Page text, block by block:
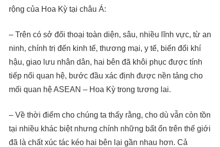
rộng của Hoa Kỳ tại châu Á:
– Trên có sở đối thoại toàn diện, sâu, nhiều lĩnh vực, từ an
ninh, chính trị đến kinh tế, thương mại, y tế, biến đổi khí
hậu, giao lưu nhân dân, hai bên đã khôi phục được tính
tiếp nối quan hệ, bước đầu xác định được nền tảng cho
mối quan hệ ASEAN – Hoa Kỳ trong tương lai.
– Về thời điểm cho chúng ta thấy rằng, cho dù vẫn còn tồn
tại nhiều khác biệt nhưng chính những bất ổn trên thế giới
đã là chất xúc tác kéo hai bên lại gần nhau hơn. Cả